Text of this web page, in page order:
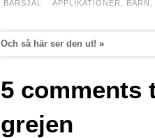
BÄRSJAL APPLIKATIONER BARN
Och så här ser den ut! »
5 comments
grejen